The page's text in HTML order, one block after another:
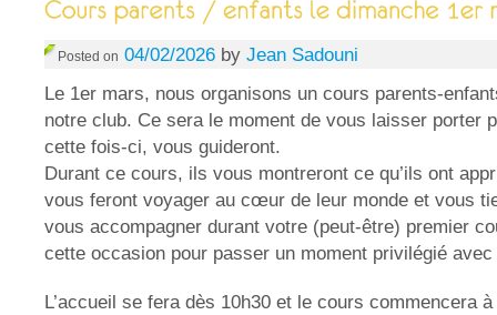
Posted on 04/02/2026 by Jean Sadouni
Le 1er mars, nous organisons un cours
notre club. Ce sera le moment de vous laisser porter
cette fois-ci, vous guideront.
Durant ce cours, ils vous montreront ce qu’ils ont
vous feront voyager au cœur de leur monde et vous
vous accompagner durant votre (peut‑être) premier
cette occasion pour passer un moment privilégié
L’accueil se fera dès 10h30 et le cours commencera